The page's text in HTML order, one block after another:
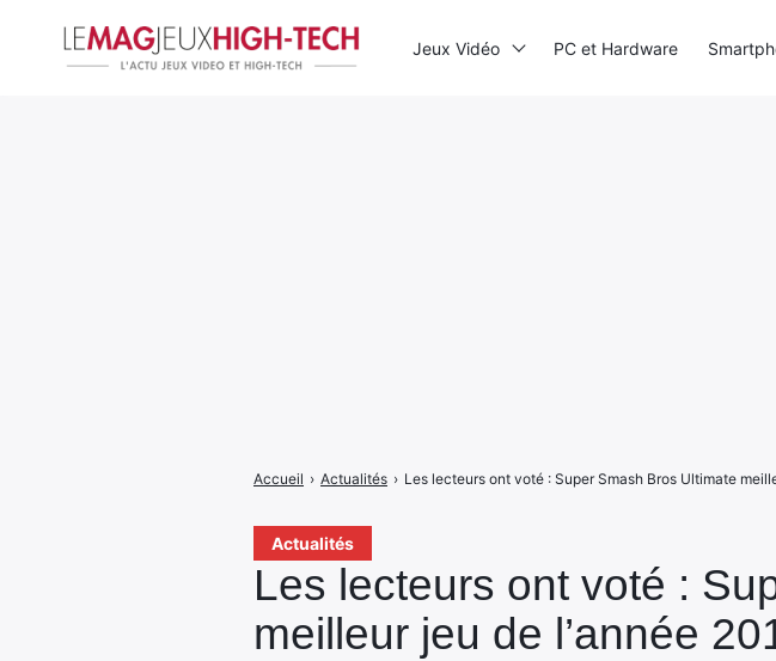
Actualités
Les lecteurs ont voté :
meilleur jeu de l’année
Accueil › Actualités › Les lecteurs ont voté : Super Smash Bros Ultimate
Jeux Vidéo PC et Hardware